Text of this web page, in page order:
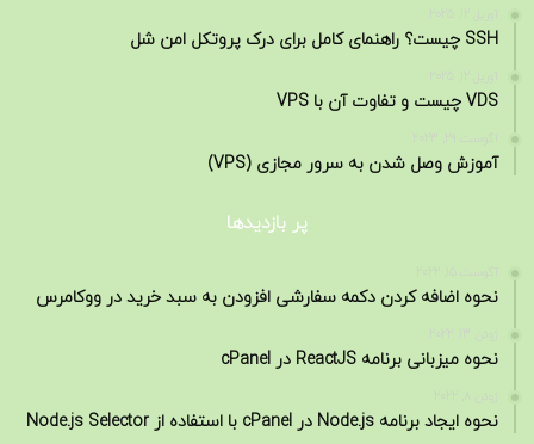
SSH چیست؟ راهنمای کامل برای درک پروتکل امن شل
VDS چیست و تفاوت آن با VPS
آگوست 29, 2023
آموزش وصل شدن به سرور مجازی (VPS)
پر بازدیدها
آگوست 15, 2022
نحوه اضافه کردن دکمه سفارشی افزودن به سبد خرید در ووکامرس
نحوه میزبانی برنامه ReactJS در cPanel
نحوه ایجاد برنامه Node.js در cPanel با استفاده از Node.js Selector